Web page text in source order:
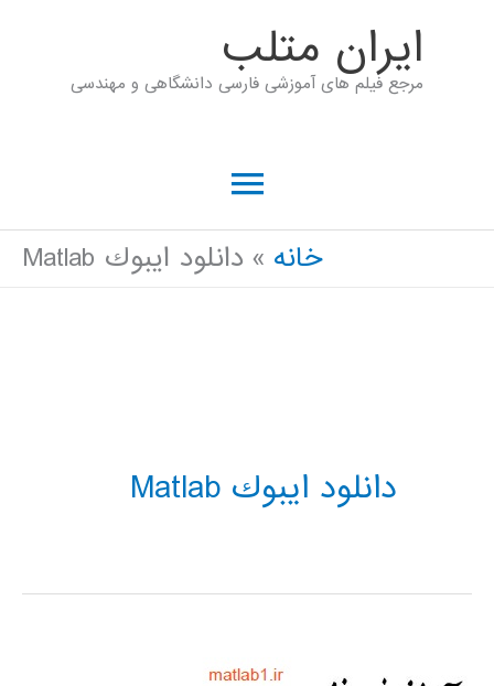
ايران متلب
مرجع فیلم های آموزشی فارسی دانشگاهی و مهندسی
فهرست
اصلی خانه دانلود ايبوك Matlab
دانلود ايبوك Matlab